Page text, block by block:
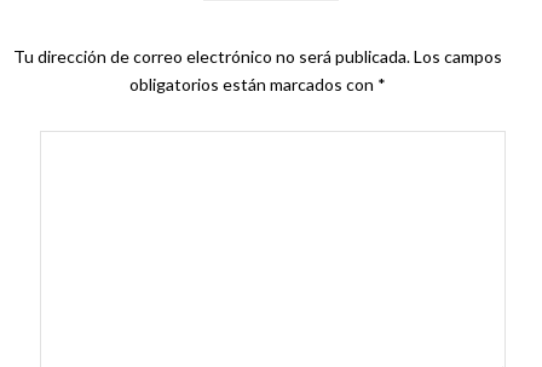
Tu dirección de correo electrónico no será publicada.Los campos
obligatorios están marcados con *